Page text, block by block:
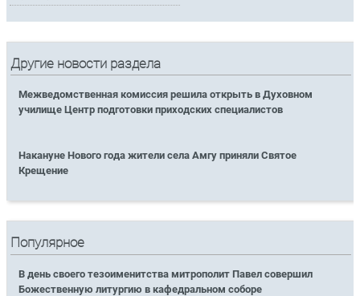
Другие новости раздела
Межведомственная комиссия решила открыть в Духовном
училище Центр подготовки приходских специалистов
Накануне Нового года жители села Амгу приняли Святое
Крещение
Популярное
В день своего тезоименитства митрополит Павел совершил
Божественную литургию в кафедральном соборе